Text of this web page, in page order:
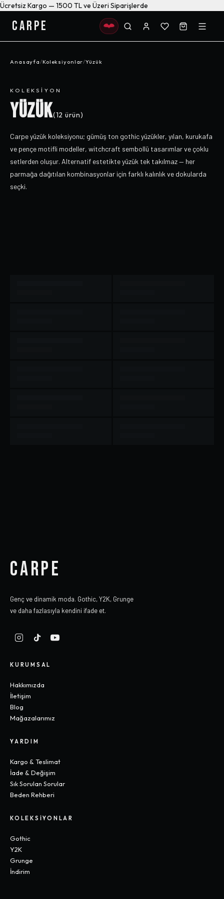
Ücretsiz Kargo — 1500 TL ve Üzeri Siparişlerde
CARPE
Anasayfa/Koleksiyonlar/Yüzük
KOLEKSIYON
YÜZÜK(12 ürün)
Carpe yüzük koleksiyonu; gümüş ton gothic yüzükler, yılan, kurukafa
ve pençe motifli modeller, witchcraft sembollü tasarımlar ve çoklu
setlerden oluşur. Alternatif estetikte yüzük tek takılmaz — her
parmağa dağıtılan kombinasyonlar için farklı kalınlık ve dokularda
seçki.
CARPE
Genç ve dinamik moda. Gothic, Y2K, Grunge
ve daha fazlasıyla kendini ifade et.
KURUMSAL
Hakkımızda
İletişim
Blog
Mağazalarımız
YARDIM
Kargo & Teslimat
İade & Değişim
Sık Sorulan Sorular
Beden Rehberi
KOLEKSIYONLAR
Gothic
Y2K
Grunge
İndirim